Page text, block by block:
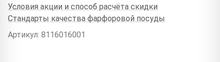
Условия акции и способ расчёта скидки
Стандарты качества фарфоровой посуды
Артикул: 8116016001